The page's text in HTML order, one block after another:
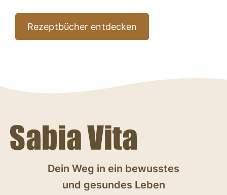
Rezeptbücher entdecken
Dein Weg in ein bewusstes
und gesundes Leben